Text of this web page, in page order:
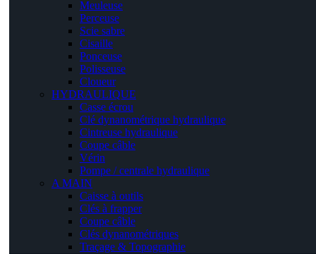
Meuleuse
Perceuse
Scie sabre
Cisaille
Ponceuse
Polisseuse
Cloueur
HYDRAULIQUE
Casse écrou
Clé dynanométrique hydraulique
Cintreuse hydraulique
Coupe câble
Vérin
Pompe / centrale hydraulique
A MAIN
Caisse à outils
Clés à frapper
Coupe câble
Clés dynanométriques
Traçage & Topographie